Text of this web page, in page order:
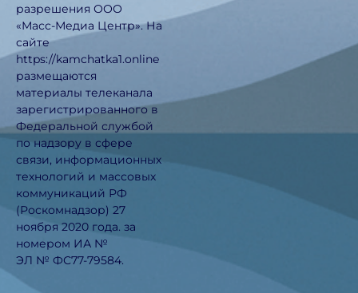
разрешения ООО
«Масс-Медиа Центр». На
сайте
https://kamchatka1.online
размещаются
материалы телеканала
зарегистрированного в
Федеральной службой
по надзору в сфере
связи, информационных
технологий и массовых
коммуникаций РФ
(Роскомнадзор) 27
ноября 2020 года. за
номером ИА №
ЭЛ № ФС77-79584.